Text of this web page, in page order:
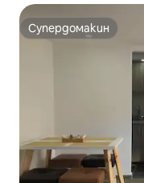
Супердомакин
Супердомакин